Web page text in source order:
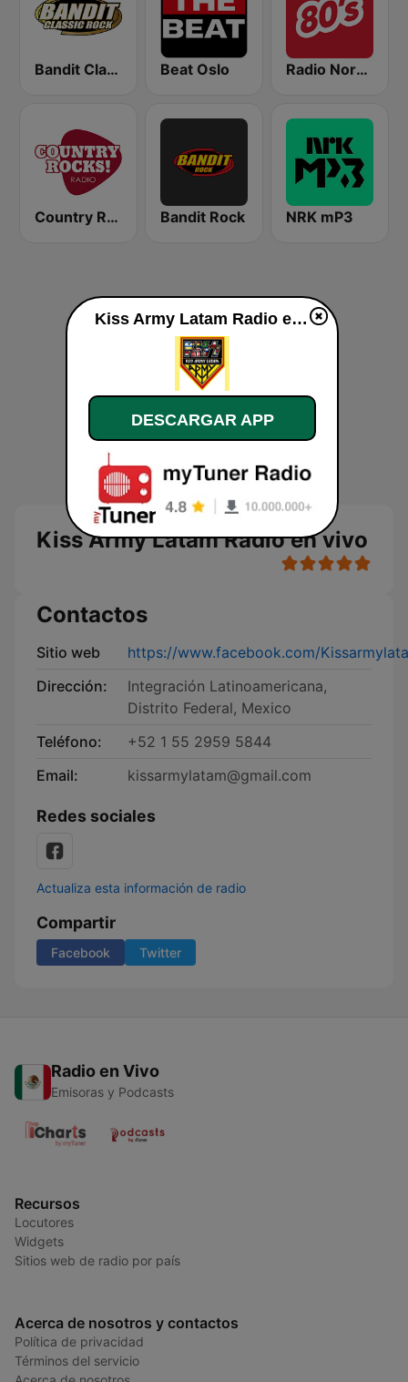
Bandit Classic Rock Beat Oslo Radio Norge 80’s
Country Rocks Radio Bandit Rock NRK mP3
Kiss Army Latam Radio en vivo
Contactos
Sitio web
https://www.facebook.com/
Dirección:
Integración Latinoamericana,
Distrito Federal, Mexico
Teléfono:
+52 1 55 2959 5844
Email:
kissarmylatam@gmail.com
Redes sociales
Actualiza esta información de radio
Compartir
Facebook Twitter
Radio en Vivo
Emisoras y Podcasts
Recursos
Locutores
Widgets
Sitios web de radio por país
Acerca de nosotros y contactos
Política de privacidad
Términos del servicio
Kiss Army Latam Radio en vivo
DESCARGAR APP